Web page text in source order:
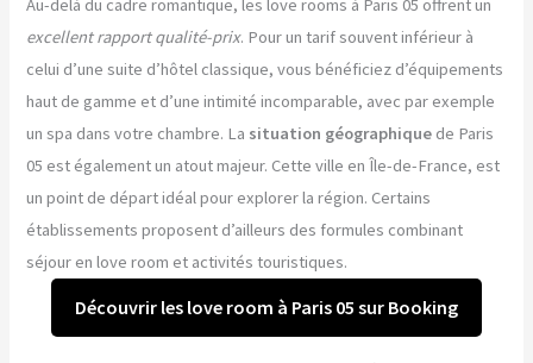
Au-delà du cadre romantique, les love rooms à Paris 05 offrent un
excellent rapport qualité-prix. Pour un tarif souvent inférieur à
celui d’une suite d’hôtel classique, vous bénéficiez d’équipements
haut de gamme et d’une intimité incomparable, avec par exemple
un spa dans votre chambre. La situation géographique de Paris
05 est également un atout majeur. Cette ville en Île-de-France, est
un point de départ idéal pour explorer la région. Certains
établissements proposent d’ailleurs des formules combinant
séjour en love room et activités touristiques.
Découvrir les love room à Paris 05 sur Booking